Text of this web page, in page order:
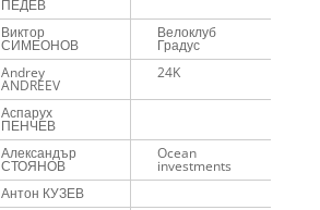
ПЕДЕВ
Виктор
СИМЕОНОВ
Велоклуб
Градус
Andrey
ANDREEV
24K
Аспарух
ПЕНЧЕВ
Александър
СТОЯНОВ
Ocean
investments
Антон КУЗЕВ